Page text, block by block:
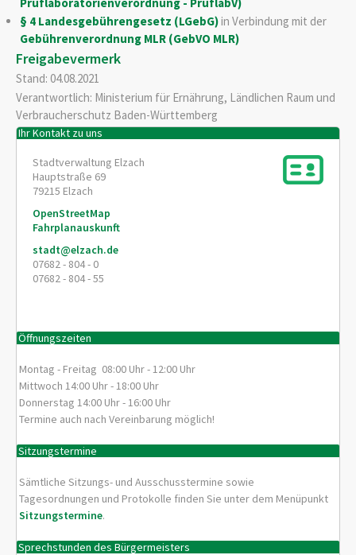
§ 4 Landesgebührengesetz (LGebG)in Verbindung mit der
Gebührenverordnung MLR (GebVO MLR)
Freigabevermerk
Stand: 04.08.2021
Verantwortlich: Ministerium für Ernährung, Ländlichen Raum und
Verbraucherschutz Baden-Württemberg
Ihr Kontakt zu uns
Stadtverwaltung Elzach
Hauptstraße 69
79215 Elzach
OpenStreetMap
Fahrplanauskunft
stadt@elzach.de
07682 - 804 - 0
07682 - 804 - 55
Öffnungszeiten
Montag - Freitag 08:00 Uhr - 12:00 Uhr
Mittwoch 14:00 Uhr - 18:00 Uhr
Donnerstag 14:00 Uhr - 16:00 Uhr
Termine auch nach Vereinbarung möglich!
Sitzungstermine
Sämtliche Sitzungs- und Ausschusstermine sowie
Tagesordnungen und Protokolle finden Sie unter dem Menüpunkt
Sitzungstermine.
Sprechstunden des Bürgermeisters